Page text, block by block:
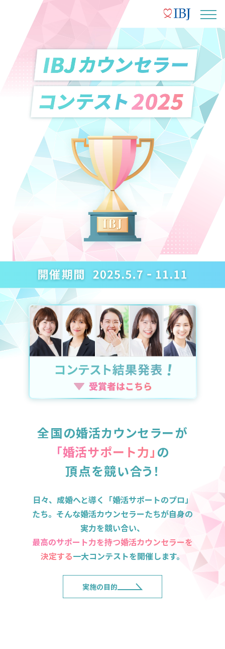
全国の婚活カウンセラーが
「婚活サポート力」の
頂点を競い合う！
日々、成婚へと導く「婚活サポートのプロ」
たち。 そんな婚活カウンセラーたちが自身の
実力を競い合い、
最高のサポート力を持つ婚活カウンセラーを
決定する一大コンテストを開催します。
実施の目的